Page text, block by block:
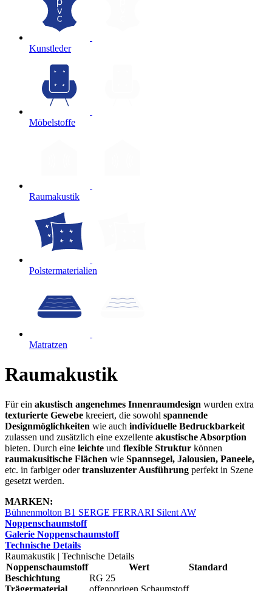
Kunstleder
Möbelstoffe
Raumakustik
Polstermaterialien
Matratzen
Raumakustik
Für ein akustisch angenehmes Innenraumdesign wurden extra
texturierte Gewebe kreeiert, die sowohl spannende
Designmöglichkeiten wie auch individuelle Bedruckbarkeit
zulassen und zusätzlich eine exzellente akustische Absorption
bieten. Durch eine leichte und flexible Struktur können
raumakusitische Flächen wie Spannsegel, Jalousien, Paneele,
etc. in farbiger odertransluzenter Ausführung perfekt in Szene
gesetzt werden.
MARKEN:
Bühnenmolton B1 SERGE FERRARI Silent AW
Noppenschaumstoff
Galerie Noppenschaumstoff
Technische Details
Raumakustik | Technische Details
Noppenschaumstoff
Wert
Standard
Beschichtung
RG 25
Trägermaterial
offenporigen Schaumstoff